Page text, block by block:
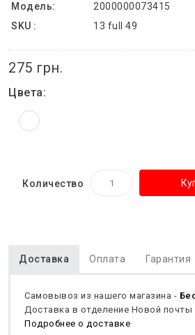
Модель:
2000000073415
SKU :
13 full 49
275 грн.
Цвета:
Количество
Доставка Оплата Гарантия
Самовывоз из нашего магазина -
Доставка в отделение Новой почты
Подробнее о доставке